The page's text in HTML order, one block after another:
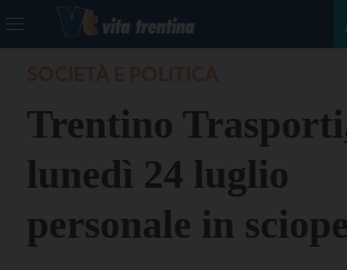
Trentino
lunedì 24 luglio
personale in